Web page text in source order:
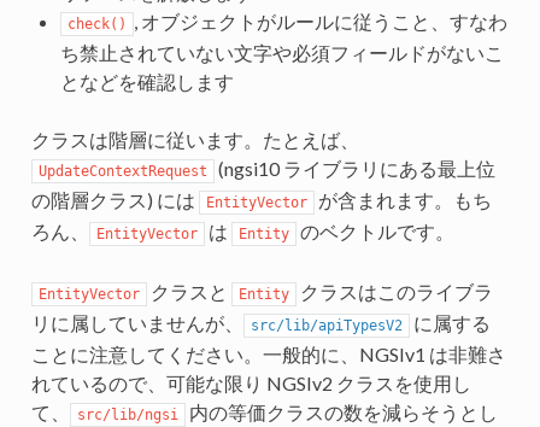
check()
, オブジェクトがルールに従うこと、すなわ
ち禁止されていない文字や必須フィールドがないこ
となどを確認します
クラスは階層に従います。たとえば、
UpdateContextRequest
(ngsi10 ライブラリにある最上位
の階層クラス) には
EntityVector
が含まれます。もち
ろん、
EntityVector は Entity のベクトルです。
EntityVector クラスと Entity
クラスはこのライブラ
リに属していませんが、
src/lib/apiTypesV2
に属する
ことに注意してください。一般的に、NGSIv1 は非難さ
れているので、可能な限り NGSIv2 クラスを使用し
て、
src/lib/ngsi
内の等価クラスの数を減らそうとし